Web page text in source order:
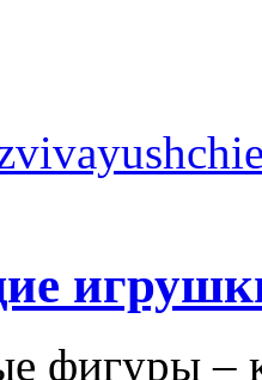
фигуры –